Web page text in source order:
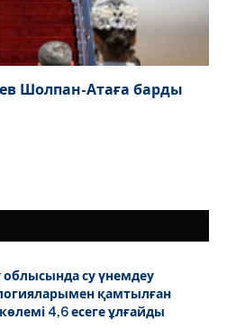
Шолпан-Атаға барды
облысында су үнемдеу
қамтылған
4,6 есеге ұлғайды